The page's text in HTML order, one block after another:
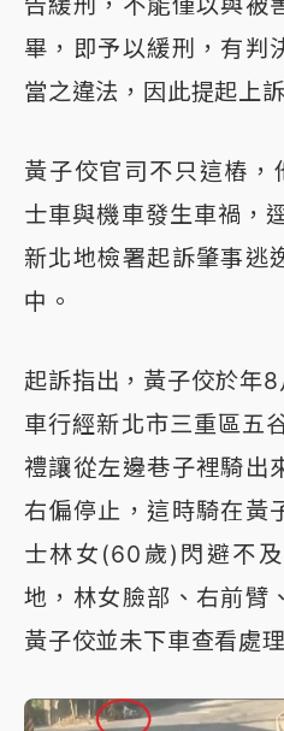
畢，即予以緩刑，有判
當之違法，因此提起上
黃子佼官司不只這樁
士車與機車發生車禍，
新北地檢署起訴肇事逃
中。
起訴指出，黃子佼於年
車行經新北市三重區五
禮讓從左邊巷子裡騎出
右偏停止，這時騎在黃
士林女(60歲)閃避不
地，林女臉部、右前臂
黃子佼並未下車查看處